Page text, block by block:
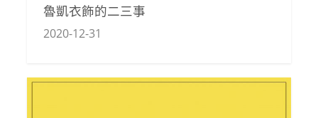
魯凱衣飾的二三事
2020-12-31